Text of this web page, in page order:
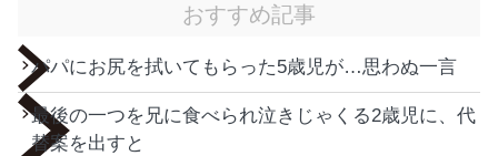
おすすめ記事
パパにお尻を拭いてもらった5歳児が…思わぬ一言
最後の一つを兄に食べられ泣きじゃくる2歳児に、代
替案を出すと